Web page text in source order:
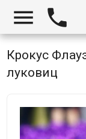
 
Крокус
луковиц